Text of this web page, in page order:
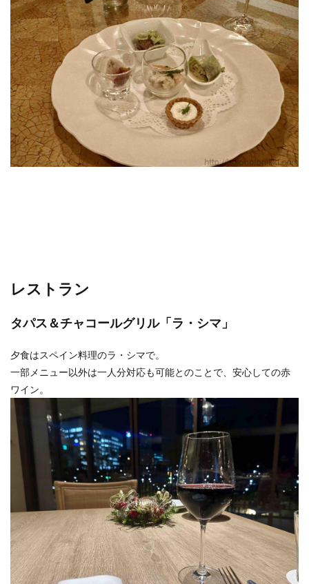
レストラン
タパス＆チャコールグリル「ラ・シマ」
夕食はスペイン料理のラ・シマで。
一部メニュー以外は一人分対応も可能とのことで、安心しての赤
ワイン。